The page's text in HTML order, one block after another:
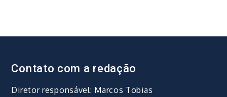
Contato com a redação
Diretor responsável: Marcos Tobias